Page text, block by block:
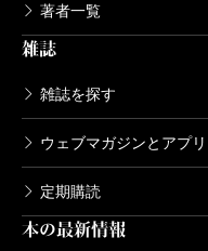
著者一覧
雑誌
雑誌を探す
ウェブマガジンとアプリ
定期購読
本の最新情報